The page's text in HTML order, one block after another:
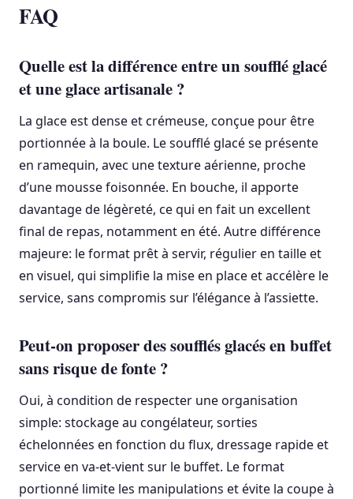
FAQ
Quelle est la différence entre un soufflé glacé
et une glace artisanale ?
La glace est dense et crémeuse, conçue pour être
portionnée à la boule. Le soufflé glacé se présente
en ramequin, avec une texture aérienne, proche
d’une mousse foisonnée. En bouche, il apporte
davantage de légèreté, ce qui en fait un excellent
final de repas, notamment en été. Autre différence
majeure: le format prêt à servir, régulier en taille et
en visuel, qui simplifie la mise en place et accélère le
service, sans compromis sur l’élégance à l’assiette.
Peut-on proposer des soufflés glacés en buffet
sans risque de fonte ?
Oui, à condition de respecter une organisation
simple: stockage au congélateur, sorties
échelonnées en fonction du flux, dressage rapide et
service en va-et-vient sur le buffet. Le format
portionné limite les manipulations et évite la coupe à